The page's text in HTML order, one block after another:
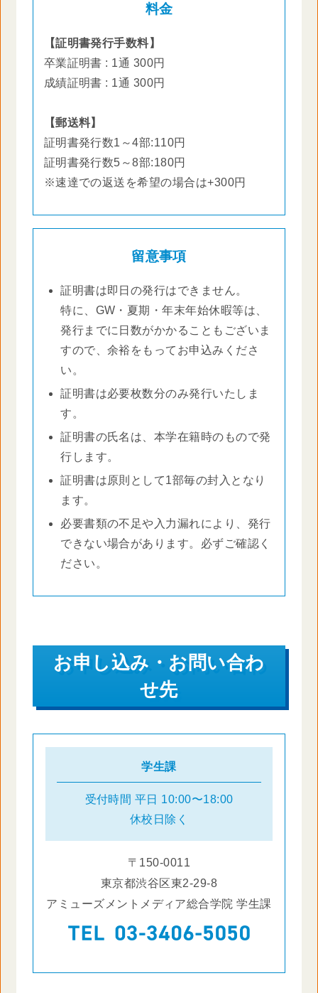
料金
【証明書発行手数料】
卒業証明書 : 1通 300円
成績証明書 : 1通 300円
【郵送料】
証明書発行数1～4部:110円
証明書発行数5～8部:180円
※速達での返送を希望の場合は+300円
留意事項
証明書は即日の発行はできません。
特に、GW・夏期・年末年始休暇等は、
発行までに日数がかかることもございま
すので、余裕をもってお申込みくださ
い。
証明書は必要枚数分のみ発行いたしま
す。
証明書の氏名は、本学在籍時のもので発
行します。
証明書は原則として1部毎の封入となり
ます。
必要書類の不足や入力漏れにより、発行
できない場合があります。必ずご確認く
ださい。
お申し込み・お問い合わ
せ先
学生課
受付時間 平日 10:00〜18:00
休校日除く
〒150-0011
東京都渋谷区東2-29-8
アミューズメントメディア総合学院 学生課